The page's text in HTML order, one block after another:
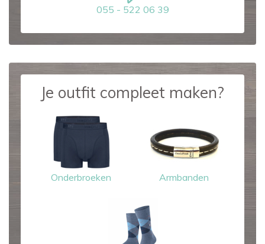
055 - 522 06 39
Je outfit compleet maken?
Onderbroeken Armbanden